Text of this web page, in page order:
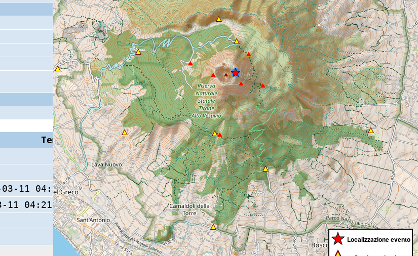
Tempo S (W/M/O) Coda
03-11 04:21:41 (0/ / )
11 04:21:40.8 (0/ / ) 11 s
Localizzazione evento